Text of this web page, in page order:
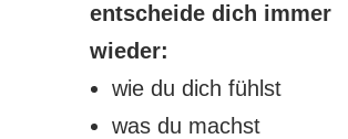
entscheide dich immer
wieder:
wie du dich fühlst
was du machst